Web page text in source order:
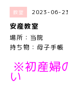
教室 2023-06-
安産教室
場所：当院
持ち物：母子手帳
※初産婦
い